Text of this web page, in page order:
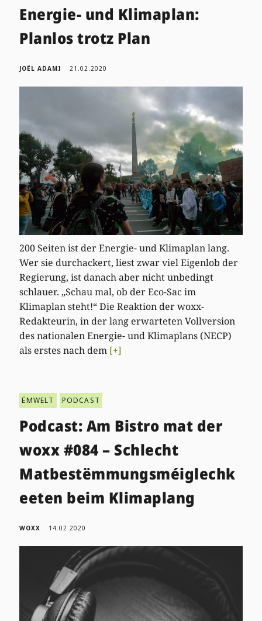
Energie- und Klimaplan:
Planlos trotz Plan
JOËL ADAMI 21.02.2020
200 Seiten ist der Energie- und Klimaplan lang.
Wer sie durchackert, liest zwar viel Eigenlob der
Regierung, ist danach aber nicht unbedingt
schlauer. „Schau mal, ob der Eco-Sac im
Klimaplan steht!“ Die Reaktion der woxx-
Redakteurin, in der lang erwarteten Vollversion
des nationalen Energie- und Klimaplans (NECP)
als erstes nach dem [+]
ËMWELT PODCAST
Podcast: Am Bistro mat der
woxx #084 – Schlecht
Matbestëmmungsméiglechk
eeten beim Klimaplang
WOXX 14.02.2020